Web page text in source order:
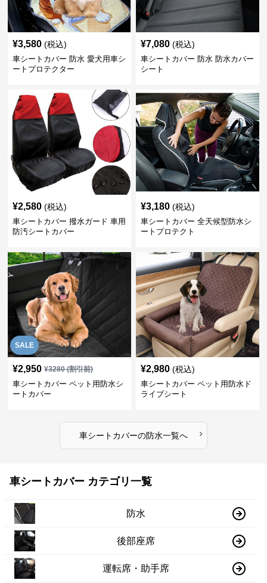
¥3,580 (税込)
車シートカバー 防水 愛犬用車シ
ートプロテクター
¥7,080 (税込)
車シートカバー 防水 防水カバー
シート
¥2,580 (税込)
車シートカバー 撥水ガード 車用
防汚シートカバー
¥3,180 (税込)
車シートカバー 全天候型防水シ
ートプロテクト
SALE
¥2,950 ¥3280(割引前)
車シートカバー ペット用防水シ
ートカバー
¥2,980 (税込)
車シートカバー ペット用防水ド
ライブシート
車シートカバーの防水一覧へ ›
車シートカバー カテゴリ一覧
防水
後部座席
運転席・助手席